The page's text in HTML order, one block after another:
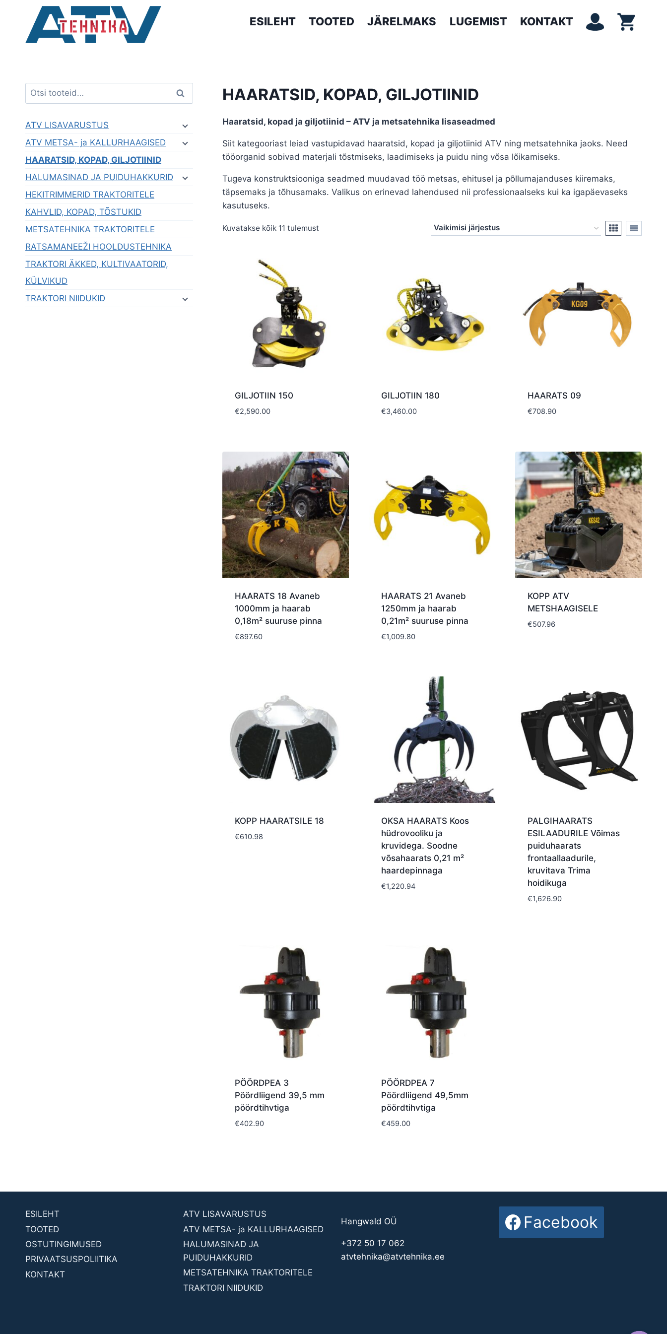
content
ESILEHT TOOTED JÄRELMAKS LUGEMIST KONTAKT
HAARATSID, KOPAD, GILJOTIINID
Haaratsid, kopad ja giljotiinid – ATV ja metsatehnika lisaseadmed
Siit kategooriast leiad vastupidavad haaratsid, kopad ja giljotiinid ATV ning metsatehnika jaoks. Need
tööorganid sobivad materjali tõstmiseks, laadimiseks ja puidu ning võsa lõikamiseks.
Tugeva konstruktsiooniga seadmed muudavad töö metsas, ehitusel ja põllumajanduses kiiremaks,
täpsemaks ja tõhusamaks. Valikus on erinevad lahendused nii professionaalseks kui ka igapäevaseks
kasutuseks.
Kuvatakse kõik 11 tulemust
GILJOTIIN 150
€2,590.00
GILJOTIIN 180
€3,460.00
HAARATS 09
€708.90
HAARATS 18 Avaneb
1000mm ja haarab
0,18m² suuruse pinna
€897.60
HAARATS 21 Avaneb
1250mm ja haarab
0,21m² suuruse pinna
€1,009.80
KOPP ATV
METSHAAGISELE
€507.96
KOPP HAARATSILE 18
€610.98
OKSA HAARATS Koos
hüdrovooliku ja
kruvidega. Soodne
võsahaarats 0,21 m²
haardepinnaga
€1,220.94
PALGIHAARATS
ESILAADURILE Võimas
puiduhaarats
frontaallaadurile,
kruvitava Trima
hoidikuga
€1,626.90
PÖÖRDPEA 3
Pöördliigend 39,5 mm
pöördtihvtiga
€402.90
PÖÖRDPEA 7
Pöördliigend 49,5mm
pöördtihvtiga
€459.00
Otsi: Otsi
ATV LISAVARUSTUS
ATV METSA- ja KALLURHAAGISED
HAARATSID, KOPAD, GILJOTIINID
HALUMASINAD JA PUIDUHAKKURID
HEKITRIMMERID TRAKTORITELE
KAHVLID, KOPAD, TÕSTUKID
METSATEHNIKA TRAKTORITELE
RATSAMANEEŽI HOOLDUSTEHNIKA
TRAKTORI ÄKKED, KULTIVAATORID,
KÜLVIKUD
TRAKTORI NIIDUKID
ESILEHT
TOOTED
OSTUTINGIMUSED
PRIVAATSUSPOLIITIKA
KONTAKT
ATV LISAVARUSTUS
ATV METSA- ja KALLURHAAGISED
HALUMASINAD JA
PUIDUHAKKURID
METSATEHNIKA TRAKTORITELE
TRAKTORI NIIDUKID
Hangwald OÜ
+372 50 17 062
atvtehnika@atvtehnika.ee
Facebook